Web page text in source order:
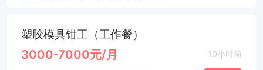
塑胶模具钳工（工作餐）
3000-7000元/月 10小时前